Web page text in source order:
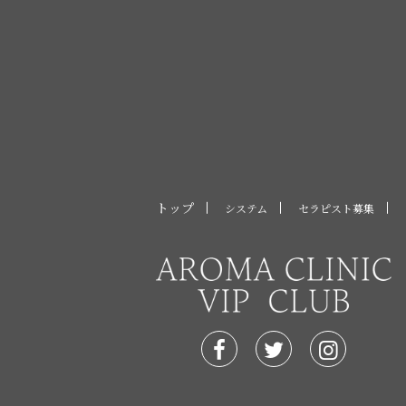
トップ システム セラピスト募集